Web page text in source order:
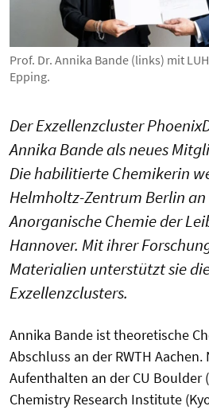
Prof. Dr. Annika Bande (links) mit
Epping.
Der Exzellenzcluster
Annika Bande als neues
Die habilitierte Chemikerin
Helmholtz-Zentrum Berlin
Anorganische Chemie der
Hannover. Mit ihrer
Materialien unterstützt sie
Exzellenzclusters.
Annika Bande ist theoretische
Abschluss an der RWTH
Aufenthalten an der CU Boulder
Chemistry Research Institute